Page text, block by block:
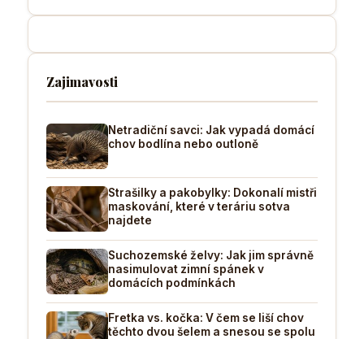
Zajimavosti
Netradiční savci: Jak vypadá domácí
chov bodlína nebo outloně
Strašilky a pakobylky: Dokonalí mistři
maskování, které v teráriu sotva
najdete
Suchozemské želvy: Jak jim správně
nasimulovat zimní spánek v
domácích podmínkách
Fretka vs. kočka: V čem se liší chov
těchto dvou šelem a snesou se spolu